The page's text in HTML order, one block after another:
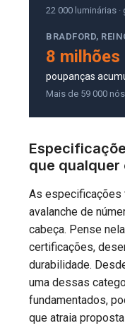
22 000 luminárias
BRADFORD,
8 milhões
poupanças
Mais de 59 000
que qualquer
As especificações
avalanche de
cabeça. Pense
certificações,
durabilidade.
uma dessas
fundamentados,
que atraia